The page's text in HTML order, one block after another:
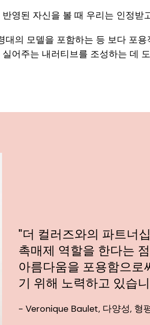
영된 자신을 볼 때 우리는 인정받
대의 모델을 포함하는 등 보다 포
어주는 내러티브를 조성하는 데
"더 컬러즈와의 파트너
촉매제 역할을 한다는
아름다움을 포용함으로
기 위해 노력하고 있습
- Veronique Baulet, 다양성, 형